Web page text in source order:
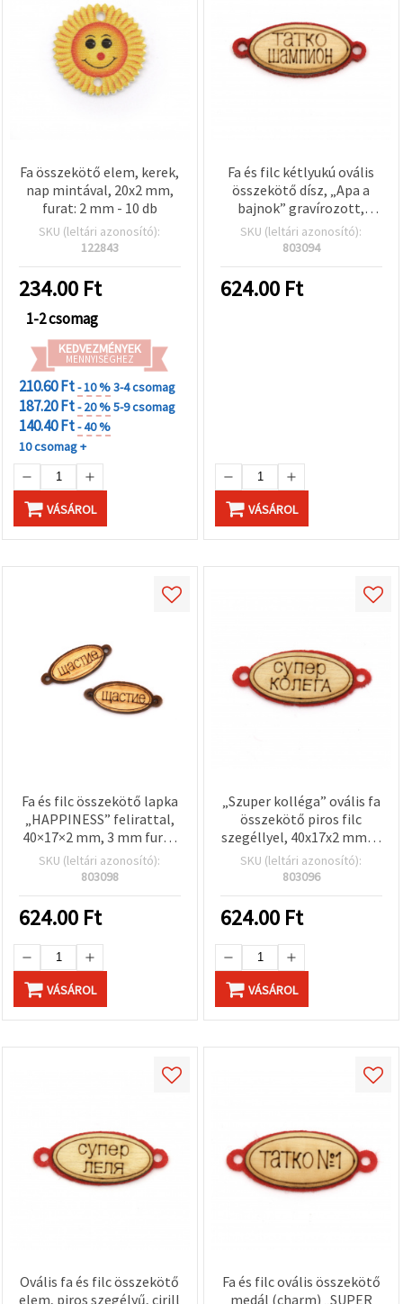
Fa összekötő elem, kerek,
nap mintával, 20x2 mm,
furat: 2 mm - 10 db
SKU (leltári azonosító):
122843
234.00 Ft
1-2 csomag
KEDVEZMÉNYEK
MENNYISÉGHEZ
210.60 Ft- 10 %3-4 csomag
187.20 Ft- 20 %5-9 csomag
140.40 Ft- 40 %
10 csomag +
VÁSÁROL
Fa és filc kétlyukú ovális
összekötő dísz, „Apa a
bajnok” gravírozott,
természetes fa piros
szegéllyel, 40 x 17 x 2 mm,
karkötőkhöz,
kulcstartókhoz és
SKU (leltári azonosító):
803094
624.00 Ft
VÁSÁROL
Fa és filc összekötő lapka
„HAPPINESS” felirattal,
40×17×2 mm, 3 mm furat
– 10 db
SKU (leltári azonosító):
803098
624.00 Ft
VÁSÁROL
„Szuper kolléga” ovális fa
összekötő piros filc
szegéllyel, 40x17x2 mm, 3
mm-es lyukakkal, 10 db
SKU (leltári azonosító):
803096
624.00 Ft
VÁSÁROL
Ovális fa és filc összekötő
elem, piros szegélyű, cirill
Fa és filc ovális összekötő
medál (charm) „SUPER